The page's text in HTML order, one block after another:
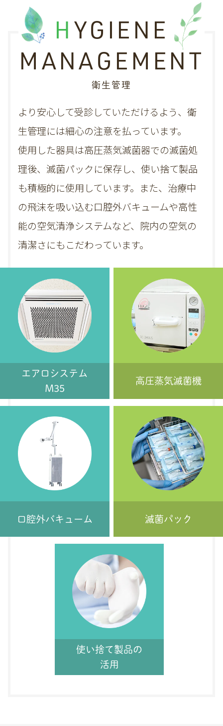
HYGIENE
MANAGEMENT
衛生管理
より安心して受診していただけるよう、衛
生管理には細心の注意を払っています。
使用した器具は高圧蒸気滅菌器での滅菌処
理後、滅菌パックに保存し、 使い捨て製品
も積極的に使用しています。また、治療中
の飛沫を吸い込む口腔外バキュームや高性
能の空気清浄システムなど、院内の空気の
清潔さにもこだわっています。
エアロシステム
M35
高圧蒸気滅菌機
口腔外バキューム 滅菌パック
使い捨て製品の
活用